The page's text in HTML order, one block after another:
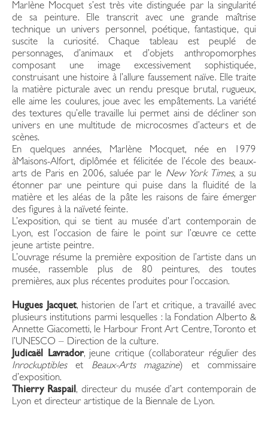
Marlène Mocquet s’est très vite distinguée par la singularité
de sa peinture. Elle transcrit avec une grande maîtrise
technique un univers personnel, poétique, fantastique, qui
suscite la curiosité. Chaque tableau est peuplé de
personnages, d’animaux et d’objets anthropomorphes
composant une image excessivement sophistiquée,
construisant une histoire à l’allure faussement naïve. Elle traite
la matière picturale avec un rendu presque brutal, rugueux,
elle aime les coulures, joue avec les empâtements. La variété
des textures qu’elle travaille lui permet ainsi de décliner son
univers en une multitude de microcosmes d’acteurs et de
scènes.
En quelques années, Marlène Mocquet, née en 1979
àMaisons-Alfort, diplômée et félicitée de l’école des beaux-
arts de Paris en 2006, saluée par le New York Times, a su
étonner par une peinture qui puise dans la fluidité de la
matière et les aléas de la pâte les raisons de faire émerger
des figures à la naïveté feinte.
L’exposition, qui se tient au musée d’art contemporain de
Lyon, est l’occasion de faire le point sur l’œuvre ce cette
jeune artiste peintre.
L’ouvrage résume la première exposition de l’artiste dans un
musée, rassemble plus de 80 peintures, des toutes
premières, aux plus récentes produites pour l’occasion.
Hugues Jacquet, historien de l’art et critique, a travaillé avec
plusieurs institutions parmi lesquelles : la Fondation Alberto &
Annette Giacometti, le Harbour Front Art Centre, Toronto et
l’UNESCO – Direction de la culture.
Judicaël Lavrador, jeune critique (collaborateur régulier des
Inrockuptibles et Beaux-Arts magazine) et commissaire
d’exposition.
Thierry Raspail, directeur du musée d’art contemporain de
Lyon et directeur artistique de la Biennale de Lyon.